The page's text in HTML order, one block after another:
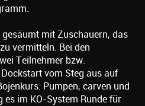
mit Zuschauern, das
vermitteln. Bei den
Teilnehmer bzw.
vom Steg aus auf
Pumpen, carven und
im KO-System Runde für